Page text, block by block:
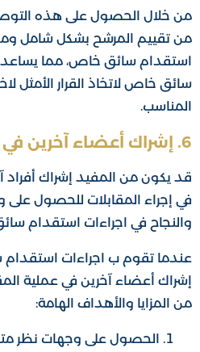
من خلال الحصول على هذه
من تقييم المرشح بشكل شامل
استقدام سائق خاص، مما
سائق خاص لاتخاذ القرار الأمثل
المناسب.
6. إشراك أعضاء آخرين في عملية المقابلة:
قد يكون من المفيد إشراك أفراد
في إجراء المقابلات للحصول
والنجاح في اجراءات استقدام
عندما تقوم ب اجراءات
إشراك أعضاء آخرين في عملية
من المزايا والأهداف الهامة:
الحصول على وجهات نظر